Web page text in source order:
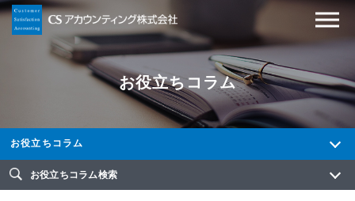
お役立ちコラム
お役立ちコラム
お役立ちコラム検索